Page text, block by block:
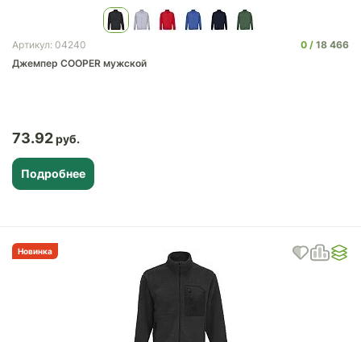
Артикул: 04240 0
18 466
Джемпер COOPER мужской
73.92
Подробнее
Новинка